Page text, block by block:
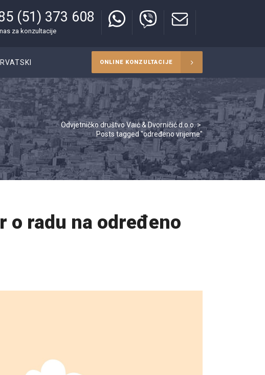
(51) 373 608
za konzultacije
ONLINE KONZULTACIJE
Odvjetničko društvo Vaić & Dvorničić d.o.o.>
Posts tagged "određeno vrijeme"
o radu na određeno